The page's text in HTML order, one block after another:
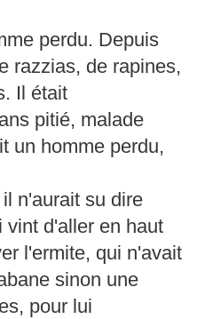
perdu. Depuis
razzias, de rapines,
Il était
pitié, malade
un homme perdu,
n'aurait su dire
vint d'aller en haut
l'ermite, qui n'avait
sinon une
pour lui